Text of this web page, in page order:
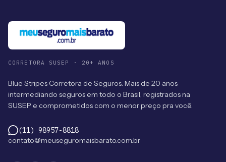
CORRETORA SUSEP · 20+ ANOS
Blue Stripes Corretora de Seguros. Mais de 20 anos
intermediando seguros em todo o Brasil, registrados na
SUSEP e comprometidos com o menor preço pra você.
(11) 98957-8818
contato@meuseguromaisbarato.com.br